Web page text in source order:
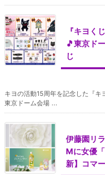
『キヨく
🎵東京ド
じ
キヨの活動15周年を記念した『キ
東京ドーム会場 ...
伊藤園リ
Mに女優
新】コマ